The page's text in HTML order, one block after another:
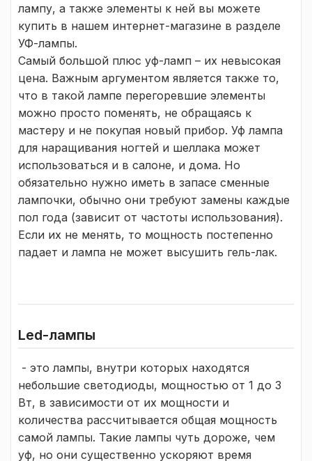
лампу, а также элементы к ней вы можете
купить в нашем интернет-магазине в разделе
УФ-лампы.
Самый большой плюс уф-ламп – их невысокая
цена. Важным аргументом является также то,
что в такой лампе перегоревшие элементы
можно просто поменять, не обращаясь к
мастеру и не покупая новый прибор. Уф лампа
для наращивания ногтей и шеллака может
использоваться и в салоне, и дома. Но
обязательно нужно иметь в запасе сменные
лампочки, обычно они требуют замены каждые
пол года (зависит от частоты использования).
Если их не менять, то мощность постепенно
падает и лампа не может высушить гель-лак.
Led-лампы
- это лампы, внутри которых находятся
небольшие светодиоды, мощностью от 1 до 3
Вт, в зависимости от их мощности и
количества рассчитывается общая мощность
самой лампы. Такие лампы чуть дороже, чем
уф, но они существенно ускоряют время